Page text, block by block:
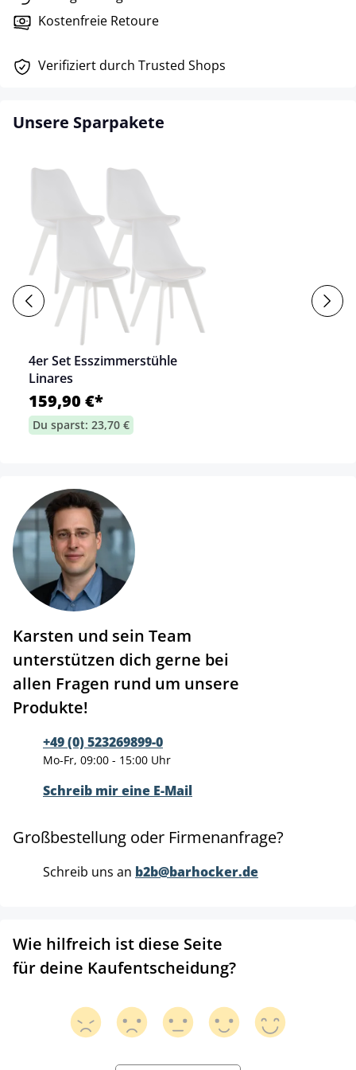
Kostenfreie Retoure
Verifiziert durch Trusted Shops
Unsere Sparpakete
4er Set Esszimmerstühle
Linares
159,90 €*
Du sparst: 23,70 €
Karsten und sein Team
unterstützen dich gerne bei
allen Fragen rund um unsere
Produkte!
+49 (0) 523269899-0
Mo-Fr, 09:00 - 15:00 Uhr
Schreib mir eine E-Mail
Großbestellung oder Firmenanfrage?
Schreib uns an b2b@barhocker.de
Wie hilfreich ist diese Seite
für deine Kaufentscheidung?